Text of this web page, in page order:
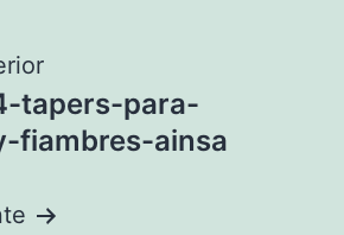
tapers-para-
fiambres-ainsa